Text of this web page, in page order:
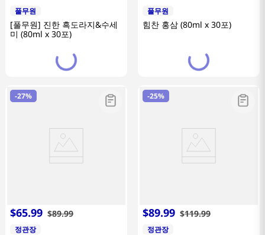
풀무원
[풀무원] 진한 흑도라지&수세
미 (80ml x 30포)
풀무원
힘찬 홍삼 (80ml x 30포)
-27%
$65.99 $89.99
정관장
-25%
$89.99 $119.99
정관장